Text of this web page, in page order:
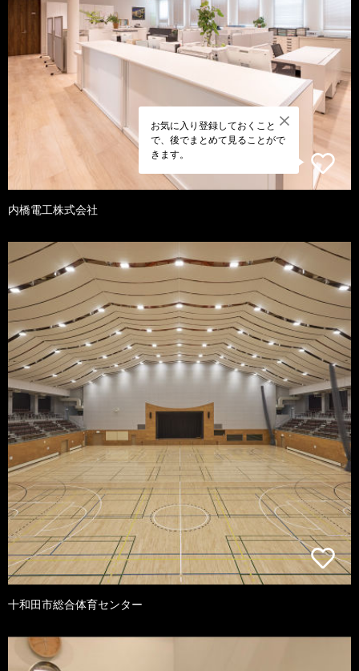
お気に入り登録しておくこと
で、後でまとめて見ることがで
きます。
内橋電工株式会社
十和田市総合体育センター